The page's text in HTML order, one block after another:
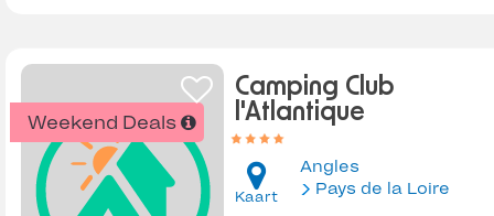
Weekend Deals
Camping Club
l'Atlantique
Kaart
Angles
Pays de la Loire